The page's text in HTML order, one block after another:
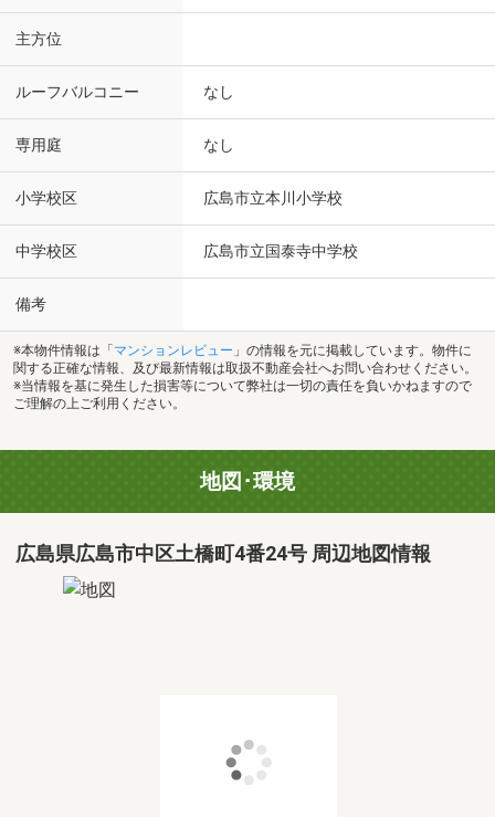
主方位
ルーフバルコニー なし
専用庭 なし
小学校区 広島市立本川小学校
中学校区 広島市立国泰寺中学校
備考
※本物件情報は「 マンションレビュー 」の情報を元に掲載しています。物件に
関する正確な情報、及び最新情報は取扱不動産会社へお問い合わせください。
※当情報を基に発生した損害等について弊社は一切の責任を負いかねますので
ご理解の上ご利用ください。
地図･環境
広島県広島市中区土橋町4番24号 周辺地図情報